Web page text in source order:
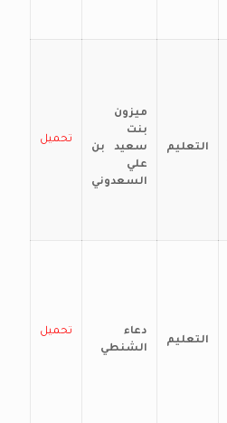
تحميل
ميزون
بنت
سعيد بن
علي
السعدوني
التعليم
تحميل
دعاء
الشنطي
التعليم